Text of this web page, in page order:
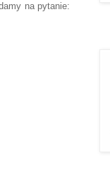
na pytanie: